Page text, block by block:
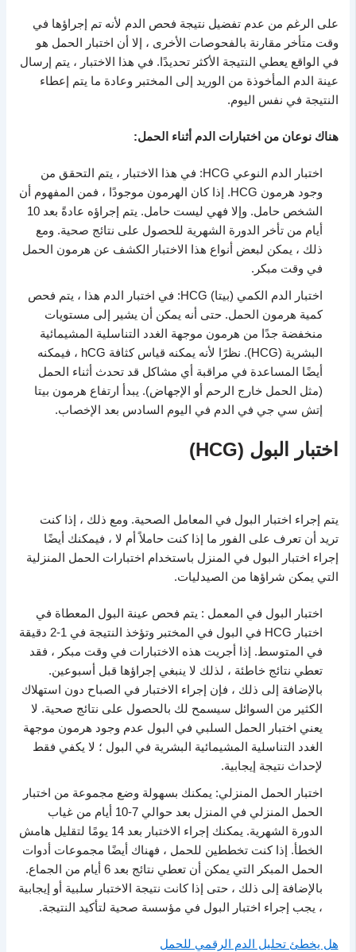
على الرغم من عدم تفضيل نتيجة فحص الدم لأنه تم إجراؤها في
وقت متأخر مقارنة بالفحوصات الأخرى ، إلا أن اختبار الحمل هو
في الواقع يعطي النتيجة الأكثر تحديدًا. في هذا الاختبار ، يتم إرسال
عينة الدم المأخوذة من الوريد إلى المختبر وعادة ما يتم إعطاء
النتيجة في نفس اليوم.
هناك نوعان من اختبارات الدم أثناء الحمل:
اختبار الدم النوعي HCG: في هذا الاختبار ، يتم التحقق من
وجود هرمون HCG. إذا كان الهرمون موجودًا ، فمن المفهوم أن
الشخص حامل. وإلا فهي ليست حامل. يتم إجراؤه عادةً بعد 10
أيام من تأخر الدورة الشهرية للحصول على نتائج صحية. ومع
ذلك ، يمكن لبعض أنواع هذا الاختبار الكشف عن هرمون الحمل
في وقت مبكر.
اختبار الدم الكمي (بيتا) HCG: في اختبار الدم هذا ، يتم فحص
كمية هرمون الحمل. حتى أنه يمكن أن يشير إلى مستويات
منخفضة جدًا من هرمون موجهة الغدد التناسلية المشيمائية
البشرية (HCG). نظرًا لأنه يمكنه قياس كثافة hCG ، فيمكنه
أيضًا المساعدة في مراقبة أي مشاكل قد تحدث أثناء الحمل
(مثل الحمل خارج الرحم أو الإجهاض). يبدأ ارتفاع هرمون بيتا
إتش سي جي في الدم في اليوم السادس بعد الإخصاب.
اختبار البول (HCG)
يتم إجراء اختبار البول في المعامل الصحية. ومع ذلك ، إذا كنت
تريد أن تعرف على الفور ما إذا كنت حاملاً أم لا ، فيمكنك أيضًا
إجراء اختبار البول في المنزل باستخدام اختبارات الحمل المنزلية
التي يمكن شراؤها من الصيدليات.
اختبار البول في المعمل : يتم فحص عينة البول المعطاة في
اختبار HCG في البول في المختبر وتؤخذ النتيجة في 1-2 دقيقة
في المتوسط. إذا أجريت هذه الاختبارات في وقت مبكر ، فقد
تعطي نتائج خاطئة ، لذلك لا ينبغي إجراؤها قبل أسبوعين.
بالإضافة إلى ذلك ، فإن إجراء الاختبار في الصباح دون استهلاك
الكثير من السوائل سيسمح لك بالحصول على نتائج صحية. لا
يعني اختبار الحمل السلبي في البول عدم وجود هرمون موجهة
الغدد التناسلية المشيمائية البشرية في البول ؛ لا يكفي فقط
لإحداث نتيجة إيجابية.
اختبار الحمل المنزلي: يمكنك بسهولة وضع مجموعة من اختبار
الحمل المنزلي في المنزل بعد حوالي 7-10 أيام من غياب
الدورة الشهرية. يمكنك إجراء الاختبار بعد 14 يومًا لتقليل هامش
الخطأ. إذا كنت تخططين للحمل ، فهناك أيضًا مجموعات أدوات
الحمل المبكر التي يمكن أن تعطي نتائج بعد 6 أيام من الجماع.
بالإضافة إلى ذلك ، حتى إذا كانت نتيجة الاختبار سلبية أو إيجابية
، يجب إجراء اختبار البول في مؤسسة صحية لتأكيد النتيجة.
هل يخطئ تحليل الدم الرقمي للحمل